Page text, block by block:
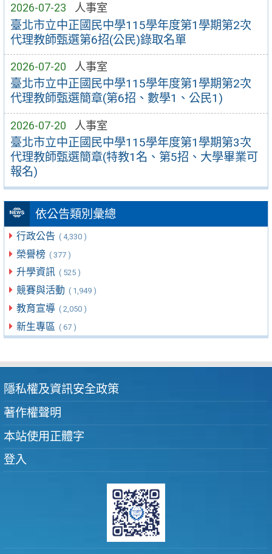
2026-07-23 人事室
臺北市立中正國民中學115學年度第1學期第2次
代理教師甄選第6招(公民)錄取名單
2026-07-20 人事室
臺北市立中正國民中學115學年度第1學期第2次
代理教師甄選簡章(第6招、數學1、公民1)
2026-07-20 人事室
臺北市立中正國民中學115學年度第1學期第3次
代理教師甄選簡章(特教1名、第5招、大學畢業可
報名)
依公告類別彙總
行政公告 ( 4,330 )
榮譽榜 ( 377 )
升學資訊 ( 525 )
競賽與活動 ( 1,949 )
教育宣導 ( 2,050 )
新生專區 ( 67 )
隱私權及資訊安全政策
著作權聲明
本站使用正體字
登入